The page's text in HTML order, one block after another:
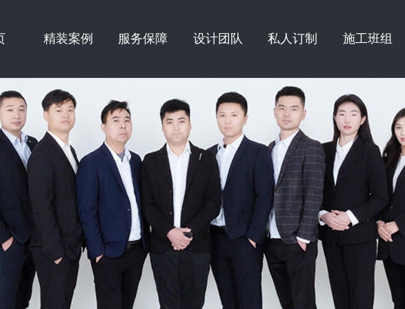
精装案例 服务保障 设计团队 私人订制 施工班组